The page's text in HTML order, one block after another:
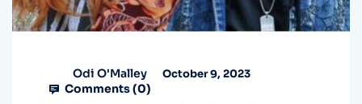
Odi O'Malley October 9, 2023
Comments (0)